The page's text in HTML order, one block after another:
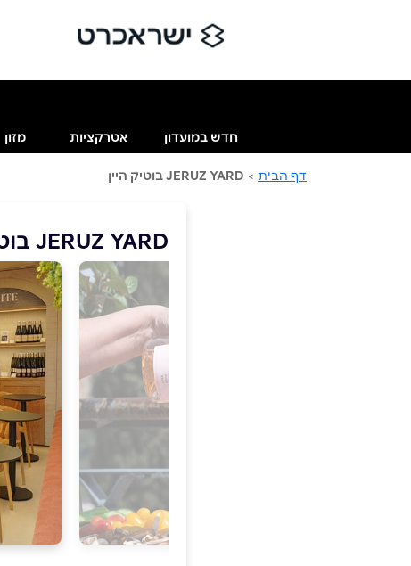
חדש במועדון אטרקציות מזון
דף הבית > JERUZ YARD בוטיק היין
JERUZ YARD בוטיק היין